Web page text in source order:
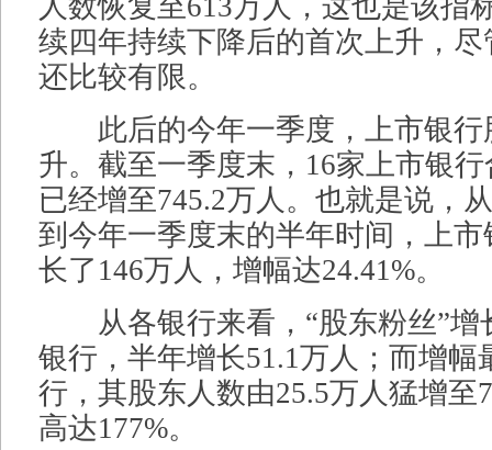
人数恢复至613万人，这也是该指
续四年持续下降后的首次上升，尽
还比较有限。
此后的今年一季度，上市银行
升。截至一季度末，16家上市银
已经增至745.2万人。也就是说，
到今年一季度末的半年时间，上
长了146万人，增幅达24.41%。
从各银行来看，“股东粉丝”增
银行，半年增长51.1万人；而增幅
行，其股东人数由25.5万人猛增至
高达177%。